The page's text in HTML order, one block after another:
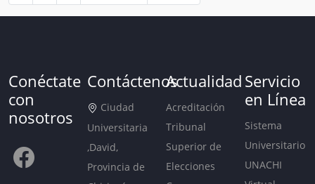
Conéctate
con
nosotros
Contáctenos
Ciudad
Universitaria
,David,
Provincia de
Actualidad
Acreditación
Tribunal
Superior de
Elecciones
Servicio
en Línea
Sistema
Universitario
UNACHI